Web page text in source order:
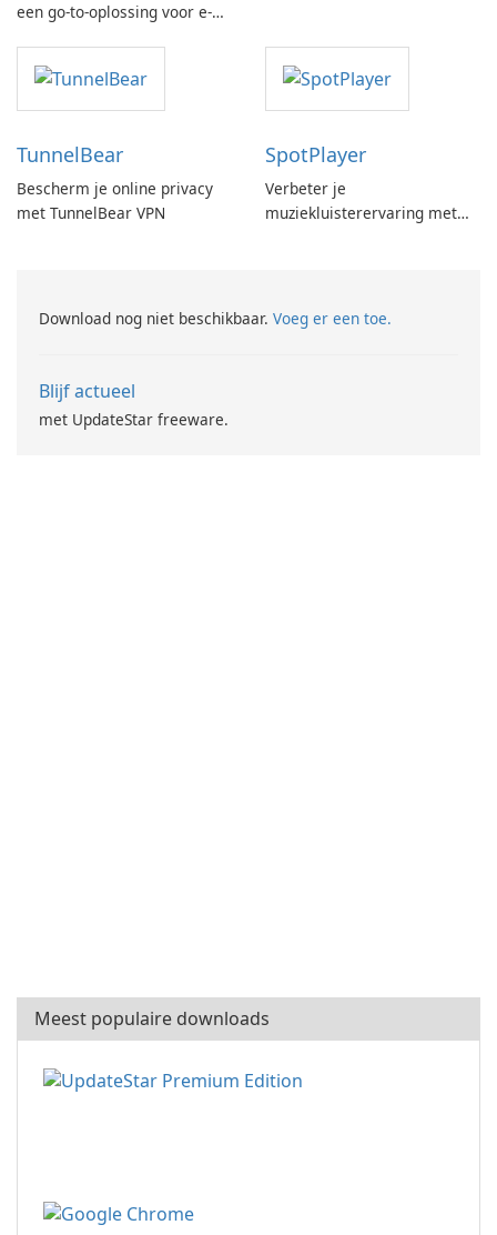
een go-to-oplossing voor e-
TunnelBear
Bescherm je online privacy
met TunnelBear VPN
SpotPlayer
Verbeter je
muziekluisterervaring met
Download nog niet beschikbaar. Voeg er een toe.
Blijf actueel
met UpdateStar freeware.
Meest populaire downloads